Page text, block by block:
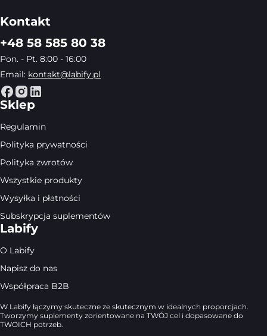
Kontakt
+48 58 585 80 38
Pon. - Pt. 8:00 - 16:00
Email: kontakt@labify.pl
Sklep
Regulamin
Polityka prywatności
Polityka zwrotów
Wszystkie produkty
Wysyłka i płatności
Subskrypcja suplementów
Labify
O Labify
Napisz do nas
Współpraca B2B
W Labify łączymy skuteczne ze skutecznym w idealnych proporcjach.
Tworzymy suplementy zorientowane na TWÓJ cel i dopasowane do
TWOICH potrzeb.